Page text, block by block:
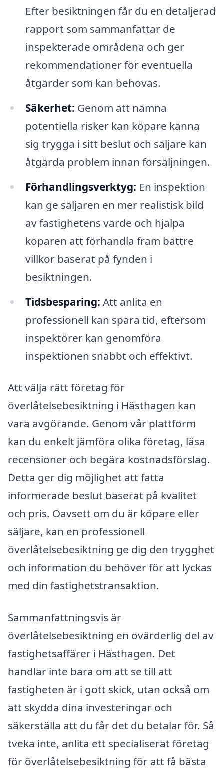
Efter besiktningen får du en detaljerad
rapport som sammanfattar de
inspekterade områdena och ger
rekommendationer för eventuella
åtgärder som kan behövas.
Säkerhet: Genom att nämna
potentiella risker kan köpare känna
sig trygga i sitt beslut och säljare kan
åtgärda problem innan försäljningen.
Förhandlingsverktyg: En inspektion
kan ge säljaren en mer realistisk bild
av fastighetens värde och hjälpa
köparen att förhandla fram bättre
villkor baserat på fynden i
besiktningen.
Tidsbesparing: Att anlita en
professionell kan spara tid, eftersom
inspektörer kan genomföra
inspektionen snabbt och effektivt.
Att välja rätt företag för
överlåtelsebesiktning i Hästhagen kan
vara avgörande. Genom vår plattform
kan du enkelt jämföra olika företag, läsa
recensioner och begära kostnadsförslag.
Detta ger dig möjlighet att fatta
informerade beslut baserat på kvalitet
och pris. Oavsett om du är köpare eller
säljare, kan en professionell
överlåtelsebesiktning ge dig den trygghet
och information du behöver för att lyckas
med din fastighetstransaktion.
Sammanfattningsvis är
överlåtelsebesiktning en ovärderlig del av
fastighetsaffärer i Hästhagen. Det
handlar inte bara om att se till att
fastigheten är i gott skick, utan också om
att skydda dina investeringar och
säkerställa att du får det du betalar för. Så
tveka inte, anlita ett specialiserat företag
för överlåtelsebesiktning för att få bästa